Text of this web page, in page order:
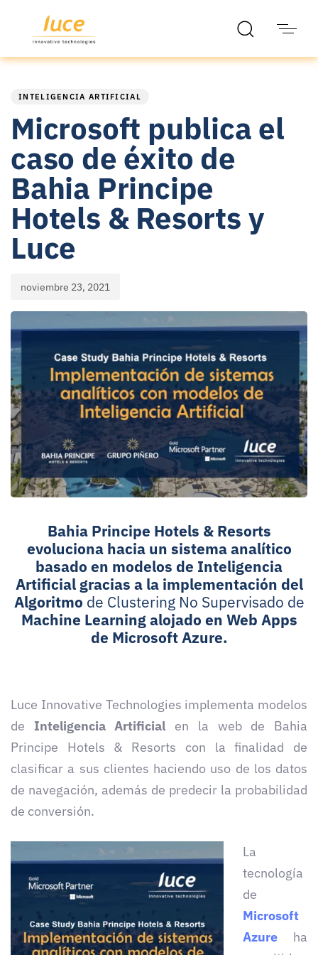
INTELIGENCIA ARTIFICIAL
Microsoft publica el
caso de éxito de
Bahia Principe
Hotels & Resorts y
Luce
noviembre 23, 2021
Bahia Principe Hotels & Resorts
evoluciona hacia un sistema analítico
basado en modelos de Inteligencia
Artificial gracias a la implementación del
Algoritmo de Clustering No Supervisado de
Machine Learning alojado en Web Apps
de Microsoft Azure.
Luce Innovative Technologies implementa modelos
de Inteligencia Artificial en la web de Bahia
Principe Hotels & Resorts con la finalidad de
clasificar a sus clientes haciendo uso de los datos
de navegación, además de predecir la probabilidad
de conversión.
La
tecnología
de
Microsoft
Azure ha